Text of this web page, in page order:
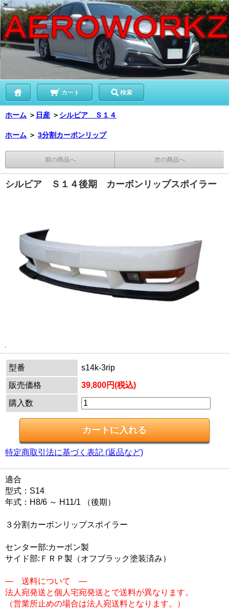
カート 検索
ホーム ＞ 日産 ＞ シルビア Ｓ１４
ホーム ＞ 3分割カーボンリップ
前の商品へ 次の商品へ
シルビア Ｓ１４後期 カーボンリップスポイラー
型番
s14k-3rip
販売価格
39,800円(税込)
購入数
特定商取引法に基づく表記 (返品など)
適合
型式：S14
年式：H8/6 ～ H11/1 （後期）
３分割カーボンリップスポイラー
センター部:カーボン製
サイド部:ＦＲＰ製（オフブラック塗装済み）
― 送料について ―
法人宛発送と個人宅宛発送とで送料が異なります。
（営業所止めの場合は法人宛送料となります。）